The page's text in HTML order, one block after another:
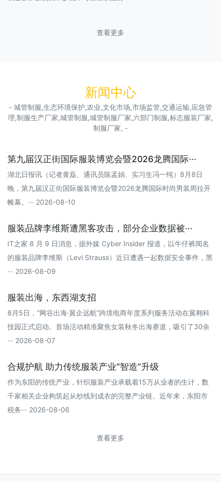
查看更多
新闻中心
- 城管制服,生态环境保护,农业,文化市场,市场监管,交通运输,应急管
理,制服生产厂家,城管制服,城管制服厂家,六部门制服,标志服装厂家,
制服厂家, -
第九届汉正街国际服装博览会暨2026龙腾国际···
湖北日报讯（记者黄磊、通讯员陈孟娟、实习生冯一纯）8月8日
晚，第九届汉正街国际服装博览会暨2026龙腾国际时尚男装周拉开
帷幕。··· 2026-08-10
服装品牌李维斯遭黑客攻击，部分企业数据被···
IT之家 8 月 9 日消息，据外媒 Cyber Insider 报道，以牛仔裤闻名
的服装品牌李维斯（Levi Strauss）近日遭遇一起数据安全事件，黑
··· 2026-08-09
服装出海，东西湖支招
8月5日，“网谷出海·翼企远航”跨境电商年度系列服务活动在翼翱科
技园正式启动。首场活动精准聚焦女装秋冬出海赛道，吸引了30余
··· 2026-08-07
合规护航 助力传统服装产业“智造”升级
作为东阳的传统产业，针织服装产业承载着15万从业者的生计，数
千家相关企业构筑起从纱线到成衣的完整产业链。近年来，东阳市
税务··· 2026-08-06
查看更多